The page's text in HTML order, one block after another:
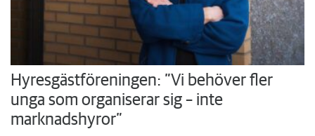
Hyresgästföreningen: ”Vi behöver fler
unga som organiserar sig – inte
marknadshyror”